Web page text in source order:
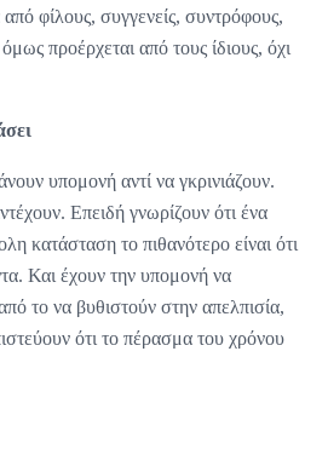
φίλους, συγγενείς, συντρόφους,
προέρχεται από τους ίδιους, όχι
υπομονή αντί να γκρινιάζουν.
Επειδή γνωρίζουν ότι ένα
κατάσταση το πιθανότερο είναι ότι
Και έχουν την υπομονή να
το να βυθιστούν στην απελπισία,
ότι το πέρασμα του χρόνου